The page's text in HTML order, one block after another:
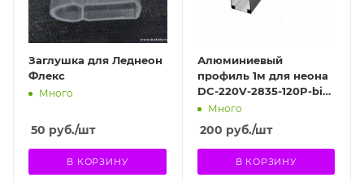
Заглушка для Леднеон
Флекс
Много
50 руб./шт
В КОРЗИНУ
Алюминиевый
профиль 1м для неона
DC-220V-2835-120P-big
sizeМного
200 руб./шт
В КОРЗИНУ